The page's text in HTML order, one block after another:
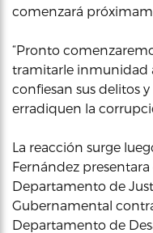
comenzará
“Pronto
tramitarle inmunidad
confiesan sus delitos
erradiquen la
La reacción surge
Fernández
Departamento de
Gubernamental
Departamento de